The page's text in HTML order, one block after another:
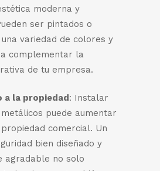
moderna y
ser pintados o
variedad de colores y
complementar la
de tu empresa.
a la propiedad: Instalar
puede aumentar
comercial. Un
bien diseñado y
agradable no solo